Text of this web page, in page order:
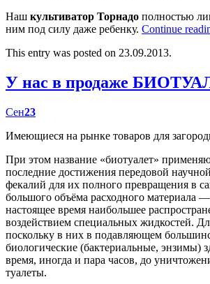
Наш культиватор Торнадо полностью
ним под силу даже ребенку. Continue
This entry was posted on 23.09.2013.
У нас в продаже
Сен23
Имеющиеся на рынке товаров для
При этом название «биотуалет»
последние достижения передовой
фекалий для их полного превращения в
большого объёма расходного материала
настоящее время наибольшее
воздействием специальных жидкостей.
поскольку в них в подавляющем
биологические (бактериальные, энзимы)
время, иногда и пара часов, до
туалеты.